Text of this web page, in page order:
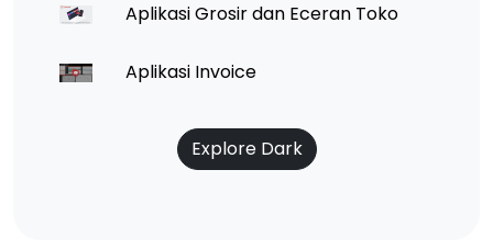
Aplikasi Grosir dan Eceran Toko
Aplikasi Invoice
Explore Dark